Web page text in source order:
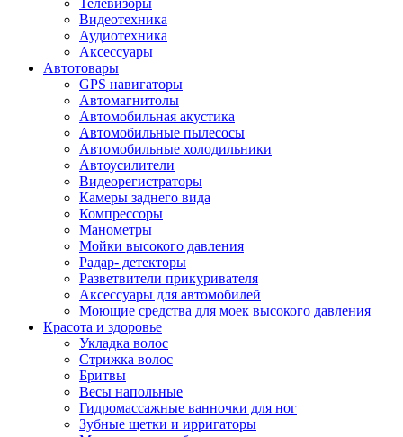
Телевизоры
Видеотехника
Аудиотехника
Аксессуары
Автотовары
GPS навигаторы
Автомагнитолы
Автомобильная акустика
Автомобильные пылесосы
Автомобильные холодильники
Автоусилители
Видеорегистраторы
Камеры заднего вида
Компрессоры
Манометры
Мойки высокого давления
Радар- детекторы
Разветвители прикуривателя
Аксессуары для автомобилей
Моющие средства для моек высокого давления
Красота и здоровье
Укладка волос
Стрижка волос
Бритвы
Весы напольные
Гидромассажные ванночки для ног
Зубные щетки и ирригаторы